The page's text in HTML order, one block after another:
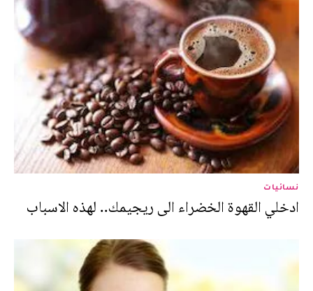
نسائيات
ادخلي القهوة الخضراء الى ريجيمك.. لهذه الاسباب